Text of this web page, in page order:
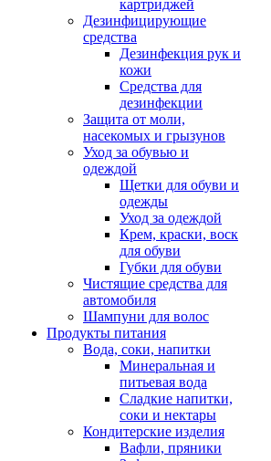
картриджей
Дезинфицирующие
средства
Дезинфекция рук и
кожи
Средства для
дезинфекции
Защита от моли,
насекомых и грызунов
Уход за обувью и
одеждой
Щетки для обуви и
одежды
Уход за одеждой
Крем, краски, воск
для обуви
Губки для обуви
Чистящие средства для
автомобиля
Шампуни для волос
Продукты питания
Вода, соки, напитки
Минеральная и
питьевая вода
Сладкие напитки,
соки и нектары
Кондитерские изделия
Вафли, пряники